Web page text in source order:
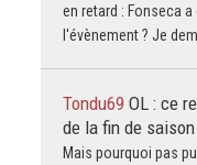
en retard : Fonseca
l'évènement ? Je
Tondu69 OL : ce
de la fin de
Mais pourquoi pas